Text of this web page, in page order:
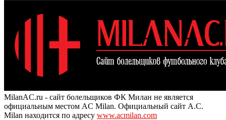
MilanAC.ru - сайт болельщиков ФК Милан не является
официальным местом AC Milan. Официальный сайт A.C.
Milan находится по адресу www.acmilan.com